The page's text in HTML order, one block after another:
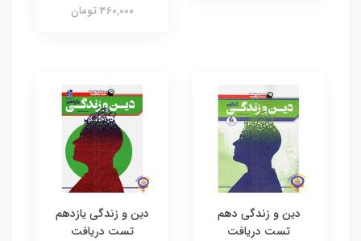
360,000 تومان
دین و زندگی دهم
تست دریافت
دین و زندگی یازدهم
تست دریافت